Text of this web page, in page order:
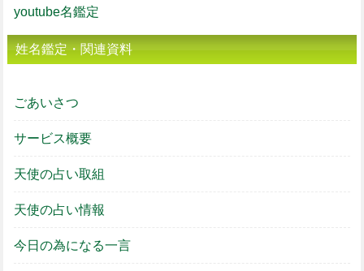
youtube名鑑定
姓名鑑定・関連資料
ごあいさつ
サービス概要
天使の占い取組
天使の占い情報
今日の為になる一言